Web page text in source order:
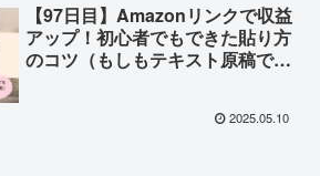
【97日目】Amazonリンクで収益
アップ！初心者でもできた貼り方
のコツ（もしもテキスト原稿で統
2025.05.10